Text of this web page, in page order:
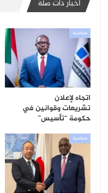
أخبار ذات صلة
سياسية
اتجاه لإعلان
تشريعات وقوانين في
حكومة “تأسيس”
سياسية